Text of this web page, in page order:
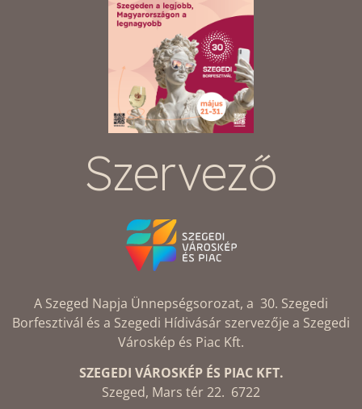
Szervező
A Szeged Napja Ünnepségsorozat, a 30. Szegedi
Borfesztivál és a Szegedi Hídivásár szervezője a Szegedi
Városkép és Piac Kft.
SZEGEDI VÁROSKÉP ÉS PIAC KFT.
Szeged, Mars tér 22. 6722